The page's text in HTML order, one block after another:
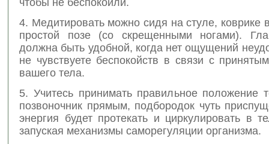
4. Медитировать можно сидя на стуле, коврике
простой позе (со скрещенными ногами).
должна быть удобной, когда нет ощущений
не чувствуете беспокойств в связи с
вашего тела.
5. Учитесь принимать правильное положение
позвоночник прямым, подбородок чуть
энергия будет протекать и циркулировать в
запуская механизмы саморегуляции организма.